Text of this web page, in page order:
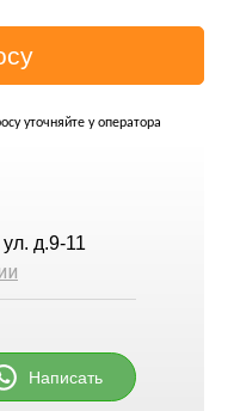
уточняйте у оператора
д.9-11
Написать